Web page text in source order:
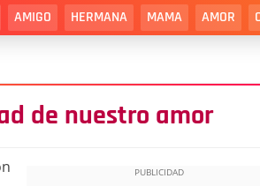
AMIGO HERMANA MAMA AMOR
de nuestro amor